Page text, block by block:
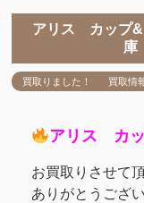
アリス カップ&
庫
買取りました！ 買取情
アリス カ
お買取りさせて
ありがとうござ